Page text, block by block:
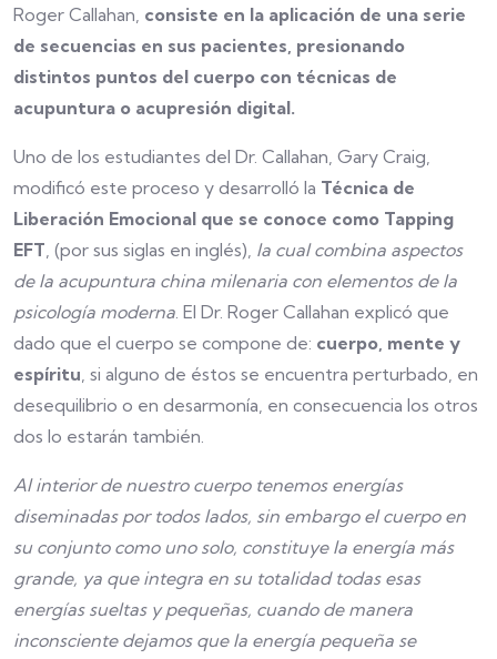
Roger Callahan, consiste en la aplicación de una serie
de secuencias en sus pacientes, presionando
distintos puntos del cuerpo con técnicas de
acupuntura o acupresión digital.
Uno de los estudiantes del Dr. Callahan, Gary Craig,
modificó este proceso y desarrolló la Técnica de
Liberación Emocional que se conoce como Tapping
EFT, (por sus siglas en inglés), la cual combina aspectos
de la acupuntura china milenaria con elementos de la
psicología moderna. El Dr. Roger Callahan explicó que
dado que el cuerpo se compone de: cuerpo, mente y
espíritu, si alguno de éstos se encuentra perturbado, en
desequilibrio o en desarmonía, en consecuencia los otros
dos lo estarán también.
Al interior de nuestro cuerpo tenemos energías
diseminadas por todos lados, sin embargo el cuerpo en
su conjunto como uno solo, constituye la energía más
grande, ya que integra en su totalidad todas esas
energías sueltas y pequeñas, cuando de manera
inconsciente dejamos que la energía pequeña se